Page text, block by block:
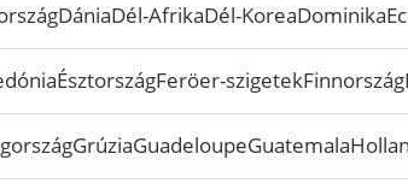
DániaDél-AfrikaDél-KoreaDominika
ÉsztországFeröer-szigetekFinnország
GrúziaGuadeloupeGuatemala